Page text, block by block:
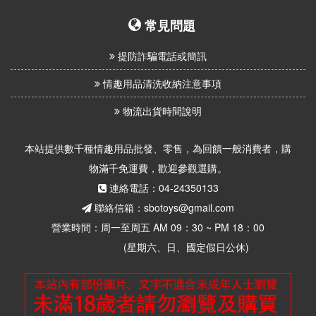
常見問題
提防詐騙電話或簡訊
情趣用品清洗收納注意事項
物流出貨時間說明
本站提供數千種情趣用品批發、零售，為回饋一般消費者，購
物滿千免運費，歡迎參觀選購。
連絡電話：04-24350133
聯絡信箱：sbotoys@gmail.com
營業時間：周一至周五 AM 09：30 ~ PM 18：00
(星期六、日、國定假日公休)